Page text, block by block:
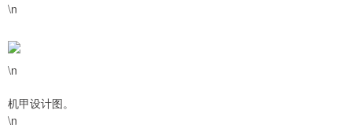
\n
\n
机甲设计图。
\n